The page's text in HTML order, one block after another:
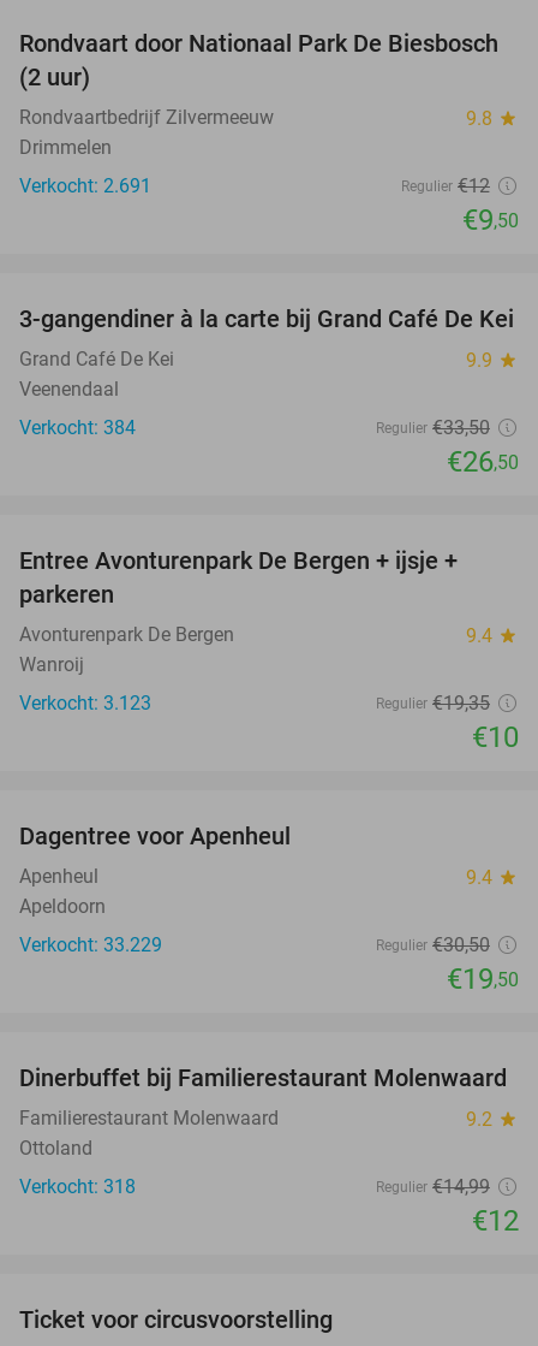
21%
Rondvaart door Nationaal Park De Biesbosch
(2 uur)
Rondvaartbedrijf Zilvermeeuw 9.8 star
Drimmelen
Verkocht: 2.691
Regulier €12
€9,50
21%
3-gangendiner à la carte bij Grand Café De Kei
Grand Café De Kei 9.9 star
Veenendaal
Verkocht: 384
Regulier €33,50
€26,50
Entree Avonturenpark De Bergen + ijsje +
parkeren
Avonturenpark De Bergen 9.4 star
Wanroij
Verkocht: 3.123
Regulier €19,35
€10
Dagentree voor Apenheul
Apenheul 9.4 star
Apeldoorn
Verkocht: 33.229
Regulier €30,50
€19,50
20%
Dinerbuffet bij Familierestaurant Molenwaard
Familierestaurant Molenwaard 9.2 star
Ottoland
Verkocht: 318
Regulier €14,99
€12
Ticket voor circusvoorstelling